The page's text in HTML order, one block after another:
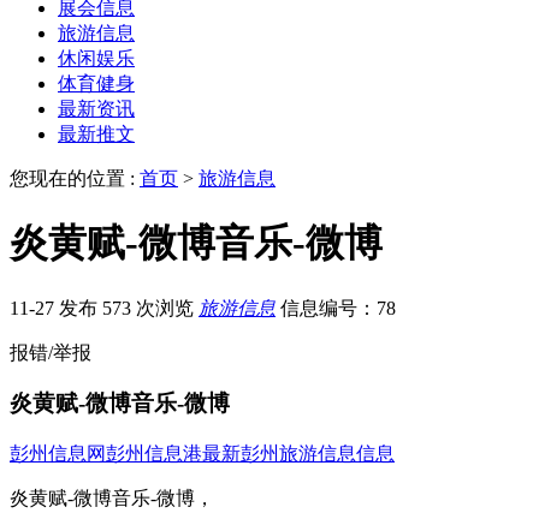
展会信息
旅游信息
休闲娱乐
体育健身
最新资讯
最新推文
您现在的位置 : 首页 > 旅游信息
炎黄赋-微博音乐-微博
11-27 发布 573 次浏览 旅游信息 信息编号：78
报错/举报
炎黄赋-微博音乐-微博
彭州信息网彭州信息港最新彭州旅游信息信息
炎黄赋-微博音乐-微博，